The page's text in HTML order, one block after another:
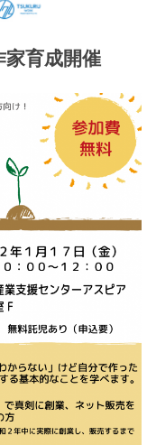
育成開催